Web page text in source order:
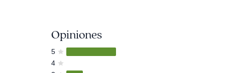
Opiniones
5
4